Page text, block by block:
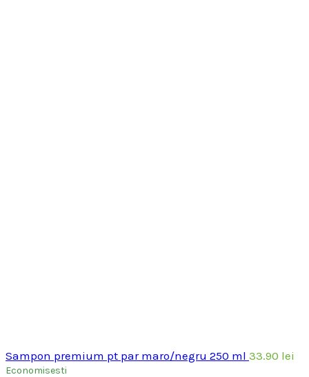
Sampon premium pt par maro/negru 250 ml 33.90 lei
Economisesti